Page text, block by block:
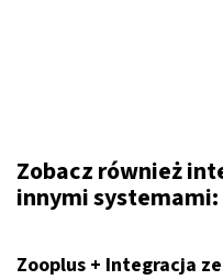
Zobacz również
innymi systemami:
Zooplus + Integracja